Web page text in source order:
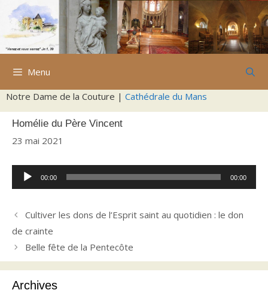
Aller
contenu
Menu
Notre Dame de la Couture | Cathédrale du Mans
Homélie du Père Vincent
23 mai 2021
Lecteur
audio
00:00 00:00
Cultiver les dons de l’Esprit saint au quotidien : le don
de crainte
Belle fête de la Pentecôte
Archives